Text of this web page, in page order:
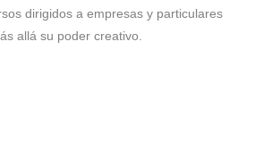
dirigidos a empresas y particulares
allá su poder creativo.